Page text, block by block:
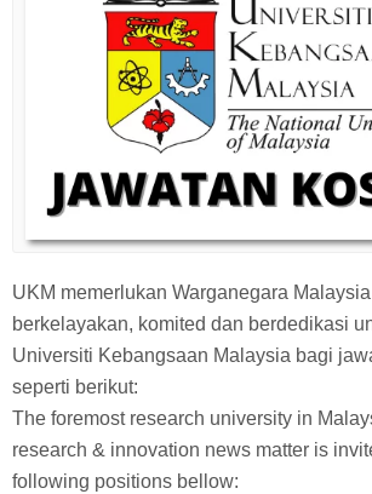
UKM memerlukan Warganegara
berkelayakan, komited dan berdedikasi
Universiti Kebangsaan Malaysia bagi
seperti berikut:
The foremost research university in
research & innovation news matter is
following positions bellow: